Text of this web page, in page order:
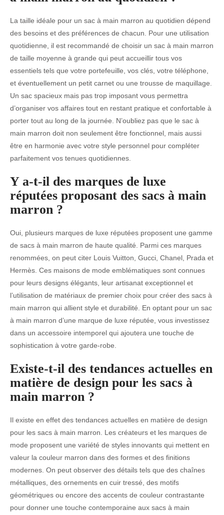
La taille idéale pour un sac à main marron au quotidien dépend
des besoins et des préférences de chacun. Pour une utilisation
quotidienne, il est recommandé de choisir un sac à main marron
de taille moyenne à grande qui peut accueillir tous vos
essentiels tels que votre portefeuille, vos clés, votre téléphone,
et éventuellement un petit carnet ou une trousse de maquillage.
Un sac spacieux mais pas trop imposant vous permettra
d’organiser vos affaires tout en restant pratique et confortable à
porter tout au long de la journée. N’oubliez pas que le sac à
main marron doit non seulement être fonctionnel, mais aussi
être en harmonie avec votre style personnel pour compléter
parfaitement vos tenues quotidiennes.
Y a-t-il des marques de luxe
réputées proposant des sacs à main
marron ?
Oui, plusieurs marques de luxe réputées proposent une gamme
de sacs à main marron de haute qualité. Parmi ces marques
renommées, on peut citer Louis Vuitton, Gucci, Chanel, Prada et
Hermès. Ces maisons de mode emblématiques sont connues
pour leurs designs élégants, leur artisanat exceptionnel et
l’utilisation de matériaux de premier choix pour créer des sacs à
main marron qui allient style et durabilité. En optant pour un sac
à main marron d’une marque de luxe réputée, vous investissez
dans un accessoire intemporel qui ajoutera une touche de
sophistication à votre garde-robe.
Existe-t-il des tendances actuelles en
matière de design pour les sacs à
main marron ?
Il existe en effet des tendances actuelles en matière de design
pour les sacs à main marron. Les créateurs et les marques de
mode proposent une variété de styles innovants qui mettent en
valeur la couleur marron dans des formes et des finitions
modernes. On peut observer des détails tels que des chaînes
métalliques, des ornements en cuir tressé, des motifs
géométriques ou encore des accents de couleur contrastante
pour donner une touche contemporaine aux sacs à main